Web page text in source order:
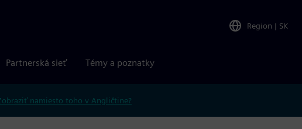
Region | SK
Partnerská sieť Témy a poznatky
namiesto toho v Angličtine?